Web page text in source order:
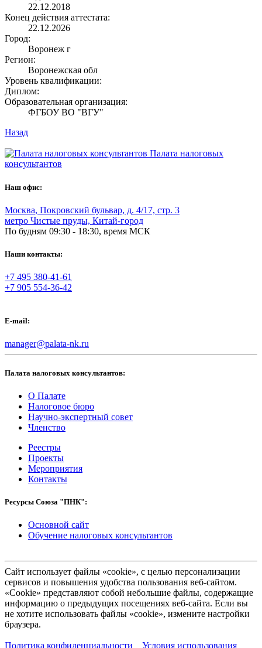
22.12.2018
Конец действия аттестата:
22.12.2026
Город:
Воронеж г
Регион:
Воронежская обл
Уровень квалификации:
Диплом:
Образовательная организация:
ФГБОУ ВО "ВГУ"
Назад
Палата налоговых
консультантов
Наш офис:
Москва, Покровский бульвар, д. 4/17, стр. 3
метро Чистые пруды, Китай-город
По будням 09:30 - 18:30, время МСК
Наши контакты:
+7 495 380-41-61
+7 905 554-36-42
E-mail:
manager@palata-nk.ru
Палата налоговых консультантов:
О Палате
Налоговое бюро
Научно-экспертный совет
Членство
Реестры
Проекты
Мероприятия
Контакты
Ресурсы Союза "ПНК":
Основной сайт
Обучение налоговых консультантов
Сайт использует файлы «cookie», с целью персонализации
сервисов и повышения удобства пользования веб-сайтом.
«Cookie» представляют собой небольшие файлы, содержащие
информацию о предыдущих посещениях веб-сайта. Если вы
не хотите использовать файлы «cookie», измените настройки
браузера.
Политика конфиденциальности
Условия использования